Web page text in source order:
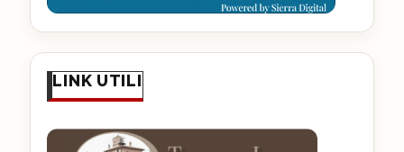
LINK UTILI